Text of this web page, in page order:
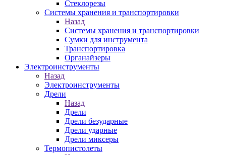
Стеклорезы
Системы хранения и транспортировки
Назад
Системы хранения и транспортировки
Сумки для инструмента
Транспортировка
Органайзеры
Электроинструменты
Назад
Электроинструменты
Дрели
Назад
Дрели
Дрели безударные
Дрели ударные
Дрели миксеры
Термопистолеты